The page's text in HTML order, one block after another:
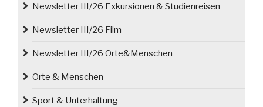
Newsletter III/26 Exkursionen & Studienreisen
Newsletter III/26 Film
Newsletter III/26 Orte&Menschen
Orte & Menschen
Sport & Unterhaltung